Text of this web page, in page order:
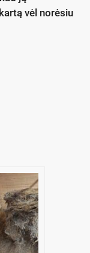
vėl norėsiu